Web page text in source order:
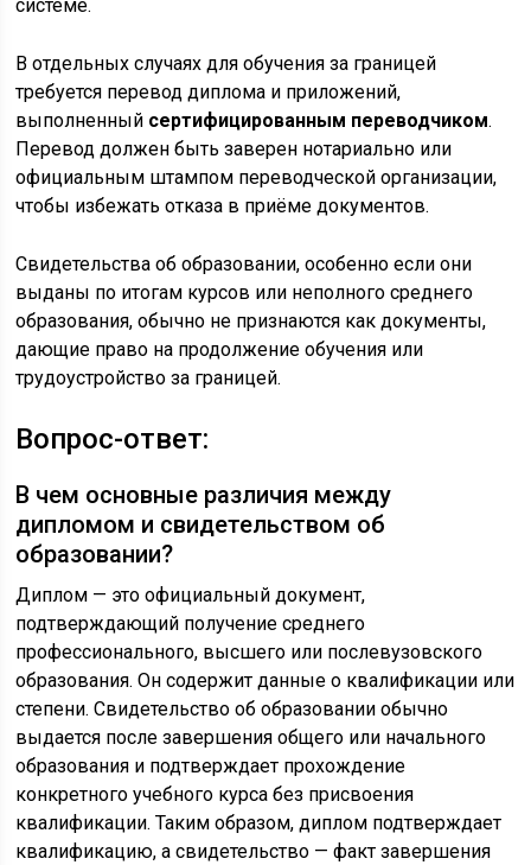
системе.
В отдельных случаях для обучения за границей
требуется перевод диплома и приложений,
выполненный сертифицированным переводчиком.
Перевод должен быть заверен нотариально или
официальным штампом переводческой организации,
чтобы избежать отказа в приёме документов.
Свидетельства об образовании, особенно если они
выданы по итогам курсов или неполного среднего
образования, обычно не признаются как документы,
дающие право на продолжение обучения или
трудоустройство за границей.
Вопрос-ответ:
В чем основные различия между
дипломом и свидетельством об
образовании?
Диплом — это официальный документ,
подтверждающий получение среднего
профессионального, высшего или послевузовского
образования. Он содержит данные о квалификации или
степени. Свидетельство об образовании обычно
выдается после завершения общего или начального
образования и подтверждает прохождение
конкретного учебного курса без присвоения
квалификации. Таким образом, диплом подтверждает
квалификацию, а свидетельство — факт завершения